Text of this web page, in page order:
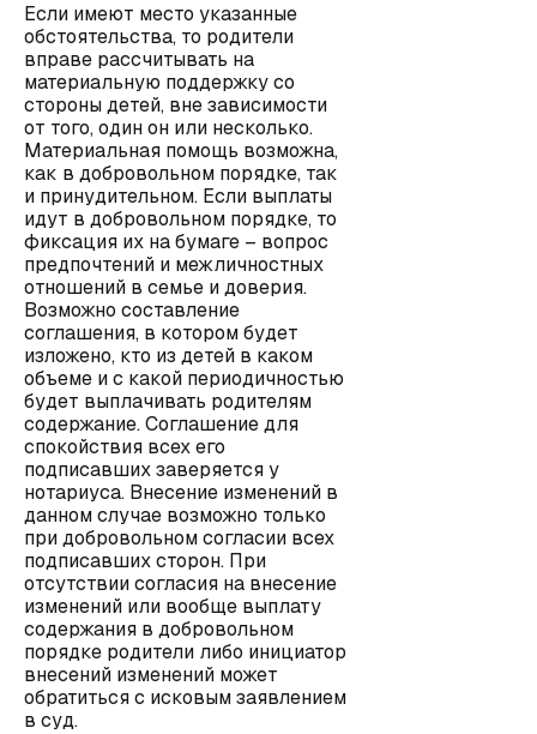
Если имеют место указанные
обстоятельства, то родители
вправе рассчитывать на
материальную поддержку со
стороны детей, вне зависимости
от того, один он или несколько.
Материальная помощь возможна,
как в добровольном порядке, так
и принудительном. Если выплаты
идут в добровольном порядке, то
фиксация их на бумаге – вопрос
предпочтений и межличностных
отношений в семье и доверия.
Возможно составление
соглашения, в котором будет
изложено, кто из детей в каком
объеме и с какой периодичностью
будет выплачивать родителям
содержание. Соглашение для
спокойствия всех его
подписавших заверяется у
нотариуса. Внесение изменений в
данном случае возможно только
при добровольном согласии всех
подписавших сторон. При
отсутствии согласия на внесение
изменений или вообще выплату
содержания в добровольном
порядке родители либо инициатор
внесений изменений может
обратиться с исковым заявлением
в суд.